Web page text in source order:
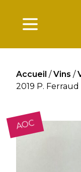
Ouverture
Accueil /Vins /
2019 P. Ferraud
AOC